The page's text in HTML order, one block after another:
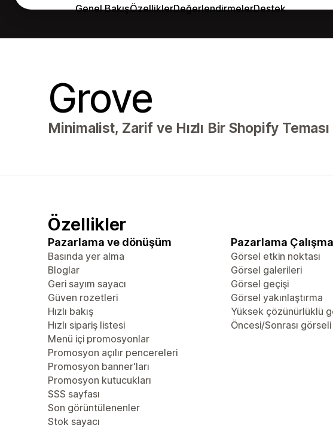
Genel BakışÖzelliklerDeğerlendirmelerDestek
Grove
Minimalist, Zarif ve Hızlı Bir Shopify Teması
Özellikler
Pazarlama ve dönüşüm
Basında yer alma
Bloglar
Geri sayım sayacı
Güven rozetleri
Hızlı bakış
Hızlı sipariş listesi
Menü içi promosyonlar
Promosyon açılır pencereleri
Promosyon banner'ları
Promosyon kutucukları
SSS sayfası
Son görüntülenenler
Stok sayacı
Pazarlama
Görsel etkin noktası
Görsel galerileri
Görsel geçişi
Görsel yakınlaştırma
Yüksek çözünürlüklü
Öncesi/Sonrası görseli